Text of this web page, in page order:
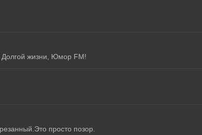
Долгой жизни, Юмор FM!
просто позор.